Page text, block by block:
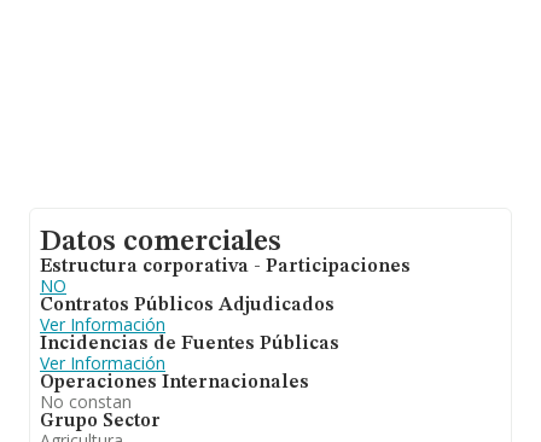
Datos comerciales
Estructura corporativa - Participaciones
NO
Contratos Públicos Adjudicados
Ver Información
Incidencias de Fuentes Públicas
Ver Información
Operaciones Internacionales
No constan
Grupo Sector